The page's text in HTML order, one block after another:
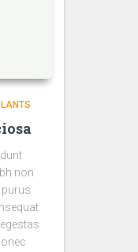
non